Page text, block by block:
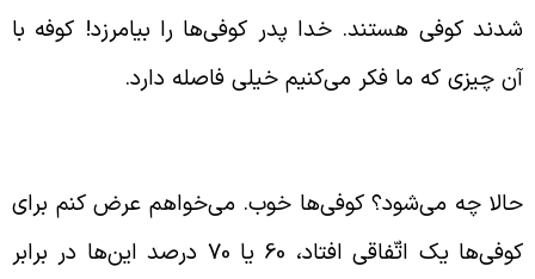
کوفی هستند. خدا پدر کوفی‌ها را بیامرزد! کوفه با
چیزی که ما فکر می‌کنیم خیلی فاصله دارد.
چه می‌شود؟ کوفی‌ها خوب. می‌خواهم عرض کنم برای
کوفی‌ها یک اتّفاقی افتاد، 60 یا 70 درصد این‌ها در برابر